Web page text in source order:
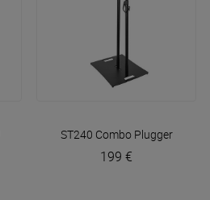
ST240 Combo Plugger
199 €